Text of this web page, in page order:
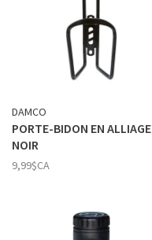
DAMCO
PORTE-BIDON EN ALLIAGE
NOIR
9,99$CA